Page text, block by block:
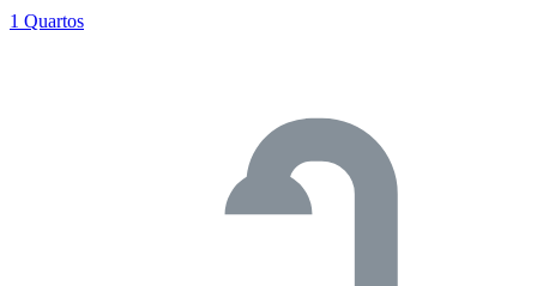
1 Quartos